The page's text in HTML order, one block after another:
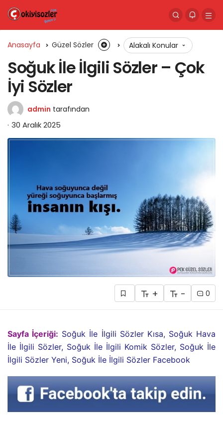
Anasayfa Güzel Sözler Alakalı Konular
Soğuk İle İlgili Sözler – Çok
İyi Sözler
admin tarafından
30 Aralık 2025
+ - 0
Sayfa İçeriği: Soğuk İle İlgili Sözler Kısa, Soğuk Hava
İle İlgili Sözler, Soğuk İle İlgili Komik Sözler, Soğuk İle
İlgili Sözler Yeni, Soğuk İle İlgili Sözler Facebook